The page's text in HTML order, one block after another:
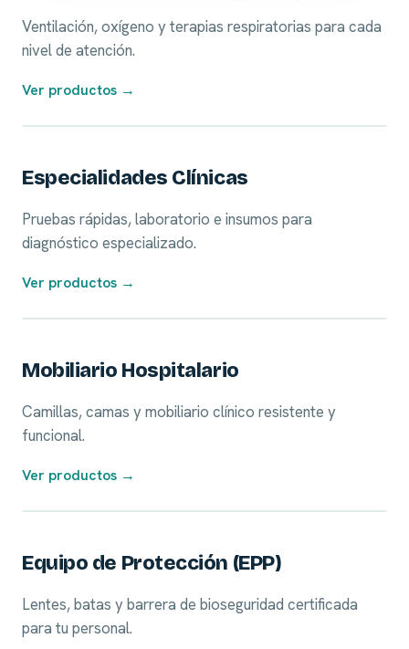
Ventilación, oxígeno y terapias respiratorias para cada
nivel de atención.
Ver productos →
Especialidades Clínicas
Pruebas rápidas, laboratorio e insumos para
diagnóstico especializado.
Ver productos →
Mobiliario Hospitalario
Camillas, camas y mobiliario clínico resistente y
funcional.
Ver productos →
Equipo de Protección (EPP)
Lentes, batas y barrera de bioseguridad certificada
para tu personal.